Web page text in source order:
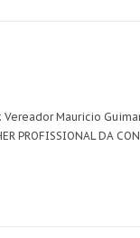
Vereador Mauricio
PROFISSIONAL DA